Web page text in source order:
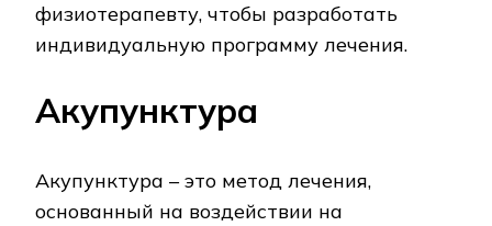
физиотерапевту, чтобы разработать
индивидуальную программу лечения.
Акупунктура
Акупунктура – это метод лечения,
основанный на воздействии на